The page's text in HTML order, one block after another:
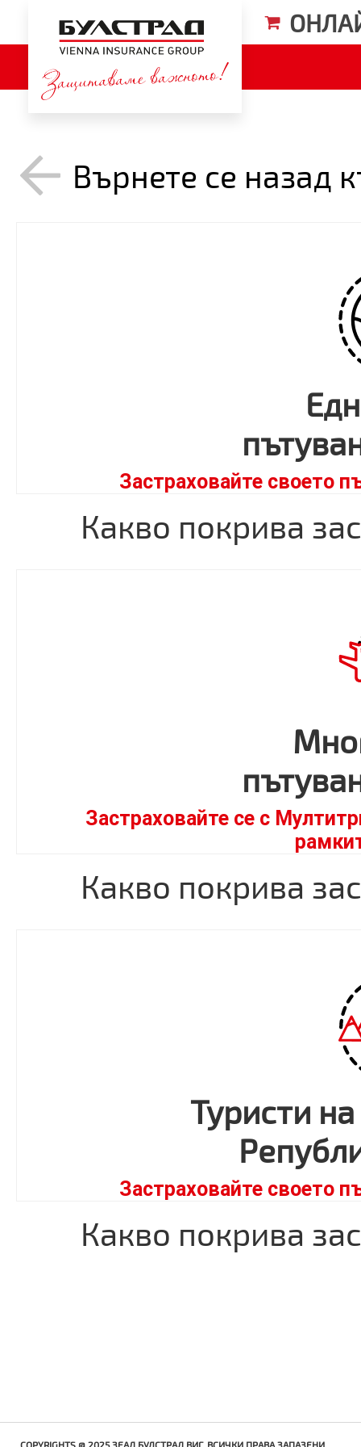
Върнете се назад
Застраховайте своето
Какво покрива
Застраховайте се с
Какво покрива
Туристи
Застраховайте своето
Какво покрива
COPYRIGHTS @ 2025 ЗЕАД БУЛСТРАД ВИГ. ВСИЧКИ ПРАВА ЗАПАЗЕНИ